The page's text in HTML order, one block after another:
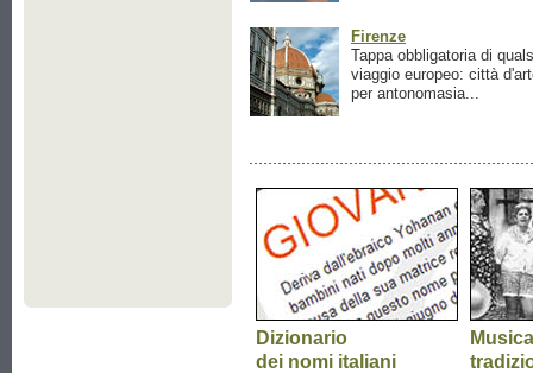
Firenze
Tappa obbligatoria di
viaggio europeo: città
per antonomasia...
Dizionario
dei nomi italiani
Musica